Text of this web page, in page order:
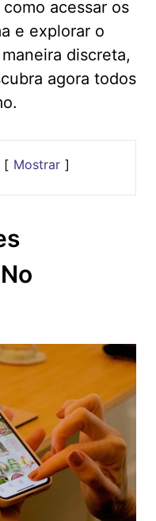
acessar os
e explorar o
discreta,
agora todos
Mostrar